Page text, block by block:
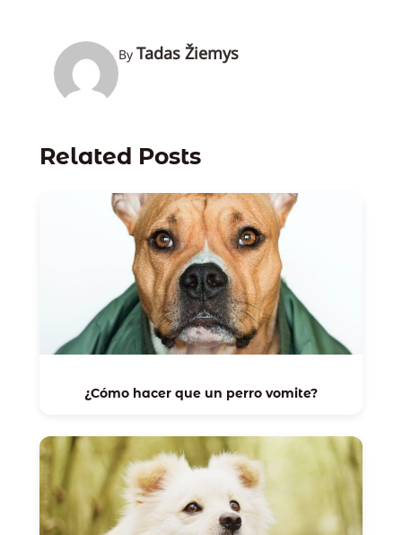
By Tadas Žiemys
Related Posts
¿Cómo hacer que un perro vomite?